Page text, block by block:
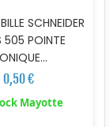
SCHNEIDER
505 POINTE
0,50 €
Mayotte